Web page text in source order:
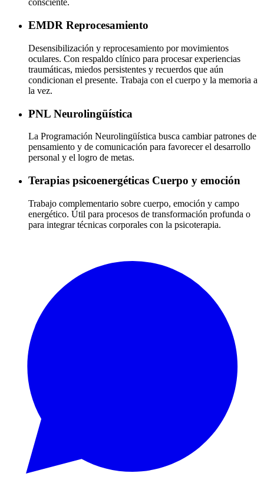
consciente.
EMDR Reprocesamiento
Desensibilización y reprocesamiento por movimientos
oculares. Con respaldo clínico para procesar experiencias
traumáticas, miedos persistentes y recuerdos que aún
condicionan el presente. Trabaja con el cuerpo y la memoria a
la vez.
PNL Neurolingüística
La Programación Neurolingüística busca cambiar patrones de
pensamiento y de comunicación para favorecer el desarrollo
personal y el logro de metas.
Terapias psicoenergéticas Cuerpo y emoción
Trabajo complementario sobre cuerpo, emoción y campo
energético. Útil para procesos de transformación profunda o
para integrar técnicas corporales con la psicoterapia.